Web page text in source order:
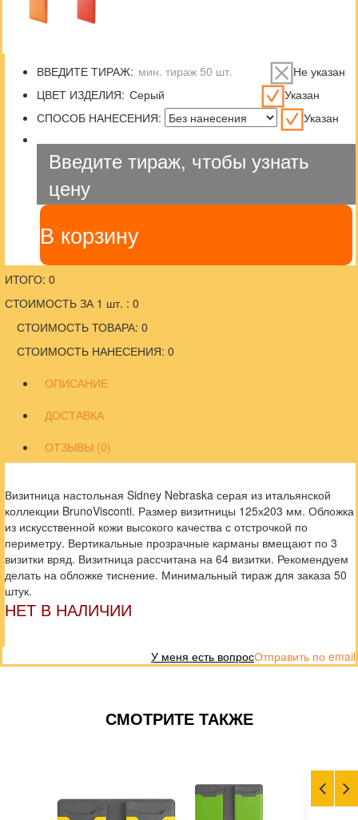
ВВЕДИТЕ ТИРАЖ:
Не указан
ЦВЕТ ИЗДЕЛИЯ:
Указан
СПОСОБ НАНЕСЕНИЯ:
Указан
Введите тираж, чтобы узнать
цену
В корзину
ИТОГО: 0
СТОИМОСТЬ ЗА 1 шт. : 0
СТОИМОСТЬ ТОВАРА: 0
СТОИМОСТЬ НАНЕСЕНИЯ: 0
ОПИСАНИЕ
ДОСТАВКА
ОТЗЫВЫ (0)
Визитница настольная Sidney Nebraska серая из итальянской
коллекции BrunoVisconti. Размер визитницы 125х203 мм. Обложка
из искусственной кожи высокого качества с отстрочкой по
периметру. Вертикальные прозрачные карманы вмещают по 3
визитки вряд. Визитница рассчитана на 64 визитки. Рекомендуем
делать на обложке тиснение. Минимальный тираж для заказа 50
штук.
НЕТ В НАЛИЧИИ
Отправить по email
У меня есть вопрос
СМОТРИТЕ ТАКЖЕ